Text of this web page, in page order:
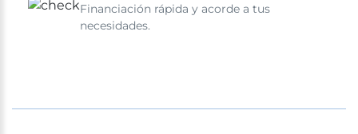
Financiación rápida y acorde a tus
necesidades.